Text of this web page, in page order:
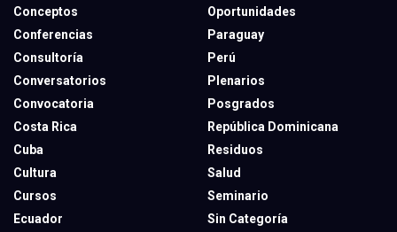
Conceptos
Conferencias
Consultoría
Conversatorios
Convocatoria
Costa Rica
Cuba
Cultura
Cursos
Ecuador
Oportunidades
Paraguay
Perú
Plenarios
Posgrados
República Dominicana
Residuos
Salud
Seminario
Sin Categoría